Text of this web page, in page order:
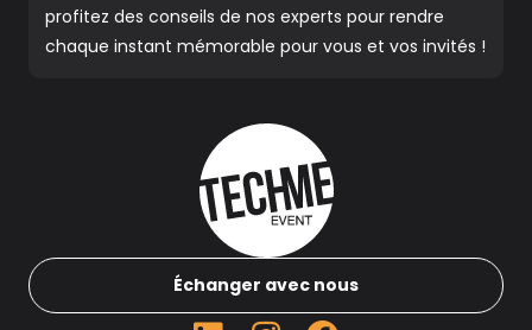
profitez des conseils de nos experts pour rendre
chaque instant mémorable pour vous et vos invités !
Échanger avec nous